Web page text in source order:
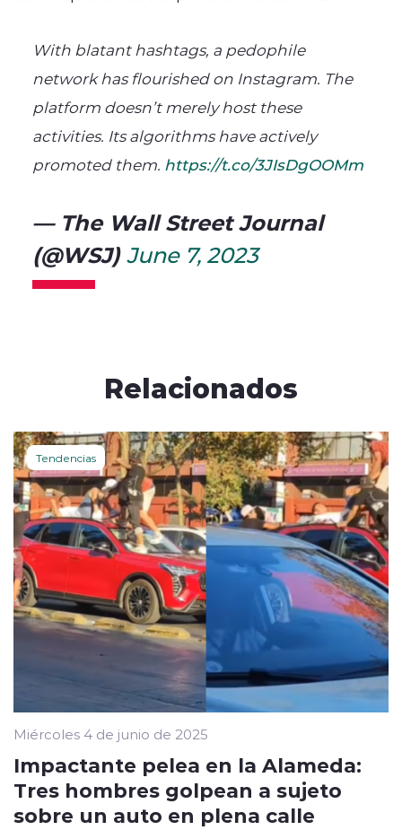
With blatant hashtags, a pedophile
network has flourished on Instagram. The
platform doesn’t merely host these
activities. Its algorithms have actively
promoted them. https://t.co/3JIsDgOOMm
— The Wall Street Journal
(@WSJ)June 7, 2023
Relacionados
Tendencias
Miércoles 4 de junio de 2025
Impactante pelea en la Alameda:
Tres hombres golpean a sujeto
sobre un auto en plena calle